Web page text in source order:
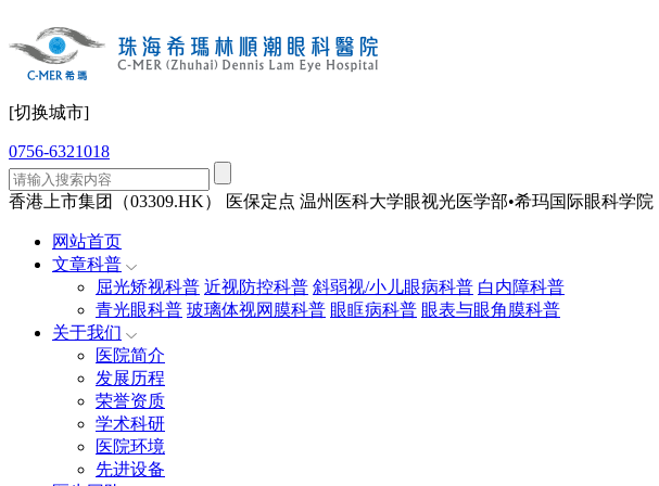
[切换城市]
0756-6321018
香港上市集团（03309.HK） 医保定点 温州医科大学眼视光医学部•希玛国际眼科学院
网站首页
文章科普
屈光矫视科普 近视防控科普 斜弱视/小儿眼病科普 白内障科普
青光眼科普 玻璃体视网膜科普 眼眶病科普 眼表与眼角膜科普
关于我们
医院简介
发展历程
荣誉资质
学术科研
医院环境
先进设备